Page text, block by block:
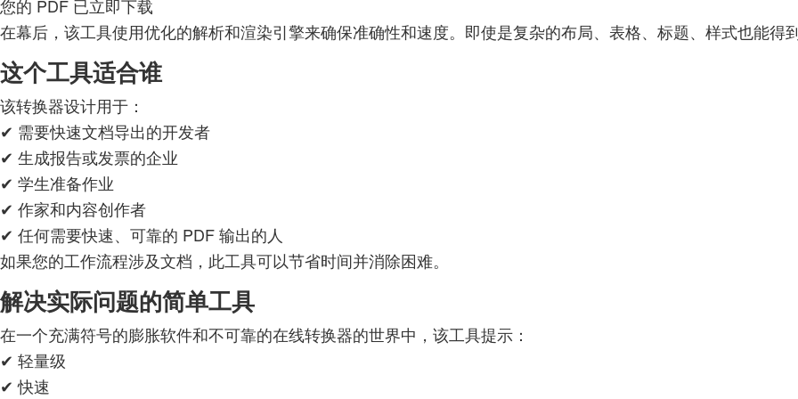
您的 PDF 已立即下载
在幕后，该工具使用优化的解析和渲染引擎来确保准确性和速度。即使是复杂的布局、表格、标题、样式也能得
这个工具适合谁
该转换器设计用于：
✔ 需要快速文档导出的开发者
✔ 生成报告或发票的企业
✔ 学生准备作业
✔ 作家和内容创作者
✔ 任何需要快速、可靠的 PDF 输出的人
如果您的工作流程涉及文档，此工具可以节省时间并消除困难。
解决实际问题的简单工具
在一个充满符号的膨胀软件和不可靠的在线转换器的世界中，该工具提示：
✔ 轻量级
✔ 快速